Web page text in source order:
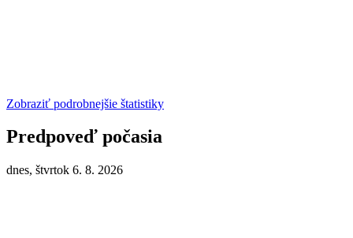
Zobraziť podrobnejšie štatistiky
Predpoveď počasia
dnes, štvrtok 6. 8. 2026